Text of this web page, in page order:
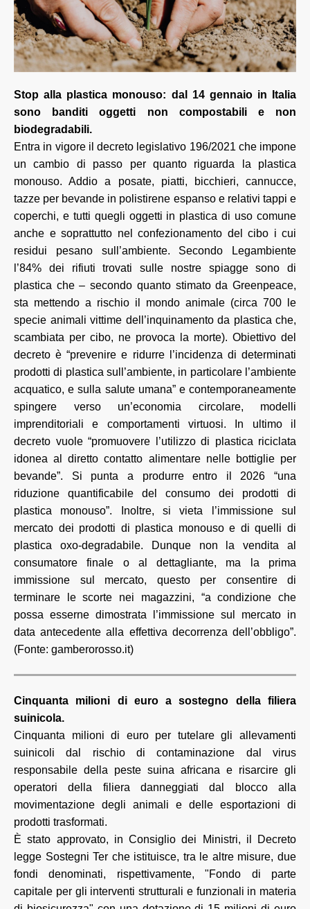
Stop alla plastica monouso: dal 14 gennaio in Italia
sono banditi oggetti non compostabili e non
biodegradabili.
Entra in vigore il decreto legislativo 196/2021 che impone
un cambio di passo per quanto riguarda la plastica
monouso. Addio a posate, piatti, bicchieri, cannucce,
tazze per bevande in polistirene espanso e relativi tappi e
coperchi, e tutti quegli oggetti in plastica di uso comune
anche e soprattutto nel confezionamento del cibo i cui
residui pesano sull’ambiente. Secondo Legambiente
l’84% dei rifiuti trovati sulle nostre spiagge sono di
plastica che – secondo quanto stimato da Greenpeace,
sta mettendo a rischio il mondo animale (circa 700 le
specie animali vittime dell’inquinamento da plastica che,
scambiata per cibo, ne provoca la morte). Obiettivo del
decreto è “prevenire e ridurre l’incidenza di determinati
prodotti di plastica sull’ambiente, in particolare l’ambiente
acquatico, e sulla salute umana” e contemporaneamente
spingere verso un’economia circolare, modelli
imprenditoriali e comportamenti virtuosi. In ultimo il
decreto vuole “promuovere l’utilizzo di plastica riciclata
idonea al diretto contatto alimentare nelle bottiglie per
bevande”. Si punta a produrre entro il 2026 “una
riduzione quantificabile del consumo dei prodotti di
plastica monouso”. Inoltre, si vieta l’immissione sul
mercato dei prodotti di plastica monouso e di quelli di
plastica oxo-degradabile. Dunque non la vendita al
consumatore finale o al dettagliante, ma la prima
immissione sul mercato, questo per consentire di
terminare le scorte nei magazzini, “a condizione che
possa esserne dimostrata l’immissione sul mercato in
data antecedente alla effettiva decorrenza dell’obbligo”.
(Fonte: gamberorosso.it)
Cinquanta milioni di euro a sostegno della filiera
suinicola.
Cinquanta milioni di euro per tutelare gli allevamenti
suinicoli dal rischio di contaminazione dal virus
responsabile della peste suina africana e risarcire gli
operatori della filiera danneggiati dal blocco alla
movimentazione degli animali e delle esportazioni di
prodotti trasformati.
È stato approvato, in Consiglio dei Ministri, il Decreto
legge Sostegni Ter che istituisce, tra le altre misure, due
fondi denominati, rispettivamente, "Fondo di parte
capitale per gli interventi strutturali e funzionali in materia